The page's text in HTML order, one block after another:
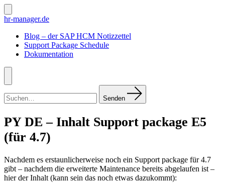
Zum
Inhalt
Suche
ein-/ausblenden
hr-manager.de
Blog – der SAP HCM Notizzettel
Support Package Schedule
Dokumentation
Menü
nach:
Senden
PY DE – Inhalt Support package E5
(für 4.7)
Nachdem es erstaunlicherweise noch ein Support package für 4.7
gibt – nachdem die erweiterte Maintenance bereits abgelaufen ist –
hier der Inhalt (kann sein das noch etwas dazukommt):